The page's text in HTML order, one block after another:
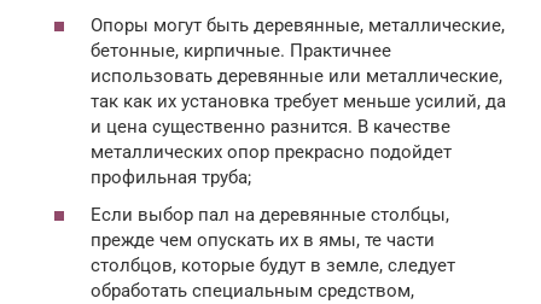
Опоры могут быть деревянные, металлические,
бетонные, кирпичные. Практичнее
использовать деревянные или металлические,
так как их установка требует меньше усилий, да
и цена существенно разнится. В качестве
металлических опор прекрасно подойдет
профильная труба;
Если выбор пал на деревянные столбцы,
прежде чем опускать их в ямы, те части
столбцов, которые будут в земле, следует
обработать специальным средством,